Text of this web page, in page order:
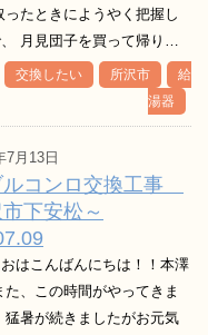
たときにようやく把握し
月見団子を買って帰り…
交換したい 所沢市
給
湯器
7月13日
ルコンロ交換工事
下安松～
はこんばんにちは！！本澤
た、この時間がやってきま
暑が続きましたがお元気